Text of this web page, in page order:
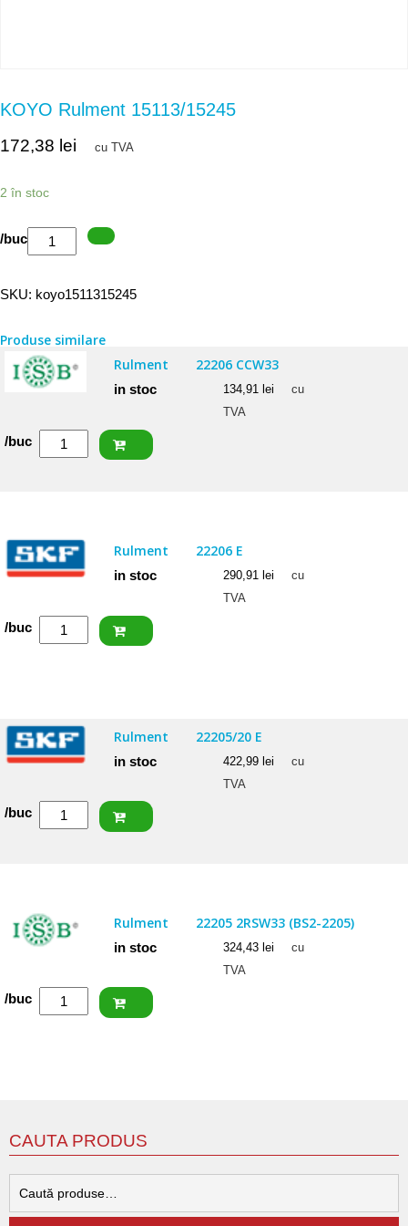
KOYO Rulment 15113/15245
172,38 lei cu TVA
2 în stoc
Cantitate
KOYO
15113/15245
/buc
SKU: koyo1511315245
Produse similare
Rulment
22206 CCW33
in stoc 134,91 lei
cu
TVA
Cantitate
/buc
Rulment 22206 E
in stoc 290,91 lei
cu
TVA
Cantitate
/buc
Rulment 22205/20 E
in stoc 422,99 lei
cu
TVA
Cantitate
/buc
Rulment 22205 2RSW33 (BS2-2205)
in stoc 324,43 lei
cu
TVA
Cantitate
2205)
/buc
CAUTA PRODUS